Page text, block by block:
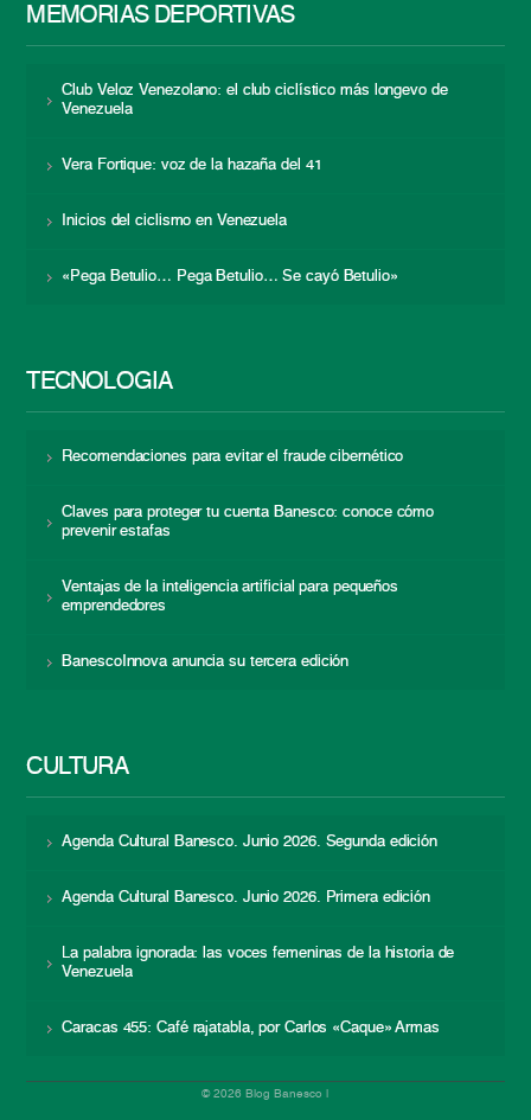
MEMORIAS DEPORTIVAS
Club Veloz Venezolano: el club ciclístico más longevo de
Venezuela
Vera Fortique: voz de la hazaña del 41
Inicios del ciclismo en Venezuela
«Pega Betulio… Pega Betulio… Se cayó Betulio»
TECNOLOGÍA
Recomendaciones para evitar el fraude cibernético
Claves para proteger tu cuenta Banesco: conoce cómo
prevenir estafas
Ventajas de la inteligencia artificial para pequeños
emprendedores
BanescoInnova anuncia su tercera edición
CULTURA
Agenda Cultural Banesco. Junio 2026. Segunda edición
Agenda Cultural Banesco. Junio 2026. Primera edición
La palabra ignorada: las voces femeninas de la historia de
Venezuela
Caracas 455: Café rajatabla, por Carlos «Caque» Armas
© 2026 Blog Banesco |